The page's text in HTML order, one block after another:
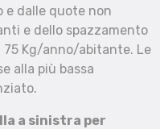
e dalle quote non
e dello spazzamento
Kg/anno/abitante. Le
alla più bassa
a sinistra per